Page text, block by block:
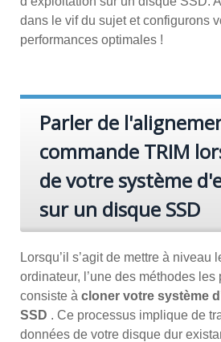
dans le vif du sujet et configurons
performances optimales !
Parler de
commande TRIM
de votre système
sur un disque SSD
Lorsqu’il s’agit de mettre à niveau
ordinateur, l’une des méthodes les
consiste à cloner votre système
SSD . Ce processus implique de
données de votre disque dur